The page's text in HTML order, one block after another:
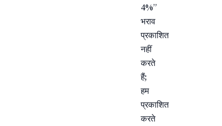
4%”
भराव
प्रकाशित
नहीं
करते
हैं;
हम
प्रकाशित
करते